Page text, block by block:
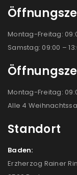
Montag-Freitag:
Samstag: 09:00 –
Montag-Freitag:
Alle 4
Standort
Baden:
Erzherzog Rainer